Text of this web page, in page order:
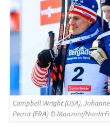
Campbell Wright (USA),
Perrot (FRA) © Manzoni/